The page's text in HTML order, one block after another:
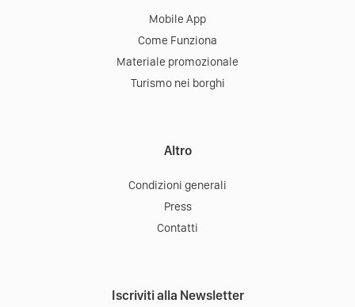
Mobile App
Come Funziona
Materiale promozionale
Turismo nei borghi
Altro
Condizioni generali
Press
Contatti
Iscriviti alla Newsletter